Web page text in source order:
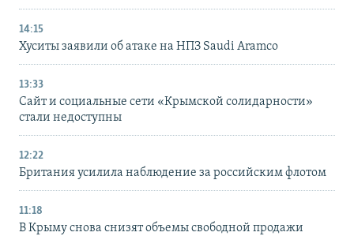
14:15
Хуситы заявили об атаке на НПЗ Saudi Aramco
13:33
Сайт и социальные сети «Крымской солидарности»
стали недоступны
12:22
Британия усилила наблюдение за российским флотом
11:18
В Крыму снова снизят объемы свободной продажи